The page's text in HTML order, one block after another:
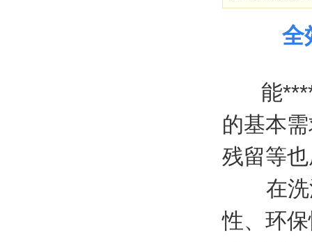
全
能
的基本
残留等
在洗涤
性、环